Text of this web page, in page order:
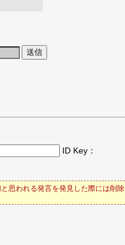
ID Key：
思われる発言を発見した際には削除